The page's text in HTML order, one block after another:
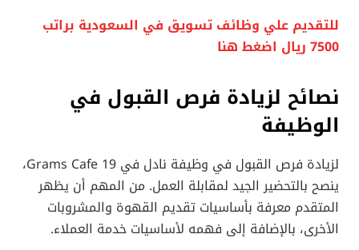
للتقديم علي وظائف تسويق في السعودية براتب
7500 ريال اضغط هنا
نصائح لزيادة فرص القبول في
الوظيفة
لزيادة فرص القبول في وظيفة نادل في 19 Grams Cafe،
ينصح بالتحضير الجيد لمقابلة العمل. من المهم أن يظهر
المتقدم معرفة بأساسيات تقديم القهوة والمشروبات
الأخرى، بالإضافة إلى فهمه لأساسيات خدمة العملاء.